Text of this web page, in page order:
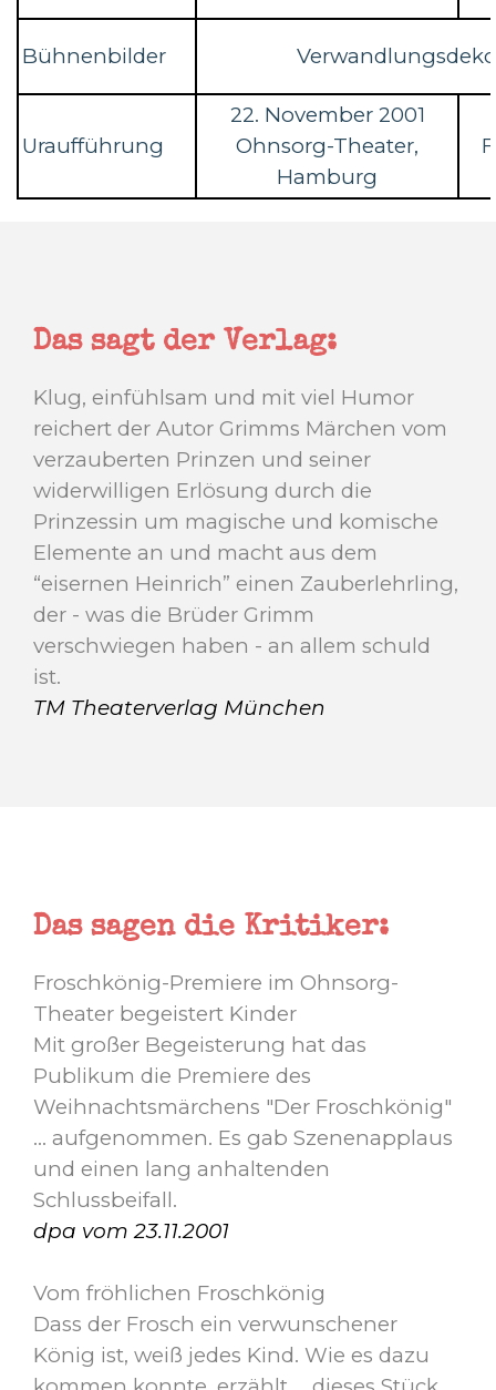
Bühnenbilder
Uraufführung
22. November 2001
Ohnsorg-Theater,
Hamburg
Das sagt der Verlag:
Klug, einfühlsam und mit viel Humor
reichert der Autor Grimms Märchen vom
verzauberten Prinzen und seiner
widerwilligen Erlösung durch die
Prinzessin um magische und komische
Elemente an und macht aus dem
“eisernen Heinrich” einen Zauberlehrling,
der - was die Brüder Grimm
verschwiegen haben - an allem schuld
ist.
TM Theaterverlag München
Das sagen die Kritiker:
Froschkönig-Premiere im Ohnsorg-
Theater begeistert Kinder
Mit großer Begeisterung hat das
Publikum die Premiere des
Weihnachtsmärchens "Der Froschkönig"
... aufgenommen. Es gab Szenenapplaus
und einen lang anhaltenden
Schlussbeifall.
dpa vom 23.11.2001
Vom fröhlichen Froschkönig
Dass der Frosch ein verwunschener
König ist, weiß jedes Kind. Wie es dazu